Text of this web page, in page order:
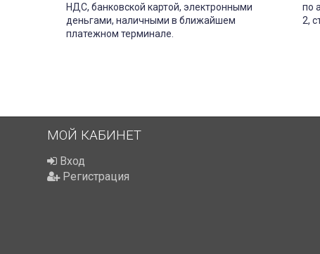
НДС, банковской картой, электронными
деньгами, наличными в ближайшем
платежном терминале.
по
2,
МОЙ КАБИНЕТ
Вход
Регистрация